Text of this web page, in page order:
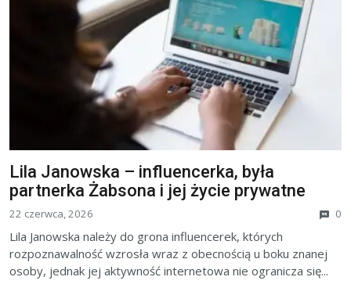
Lila Janowska – influencerka, była
partnerka Żabsona i jej życie prywatne
22 czerwca, 2026 0
Lila Janowska należy do grona influencerek, których
rozpoznawalność wzrosła wraz z obecnością u boku znanej
osoby, jednak jej aktywność internetowa nie ogranicza się...